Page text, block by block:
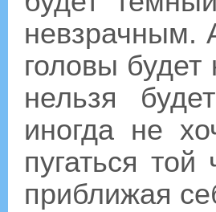
невзрачным.
головы будет
нельзя
иногда не
пугаться
приближая